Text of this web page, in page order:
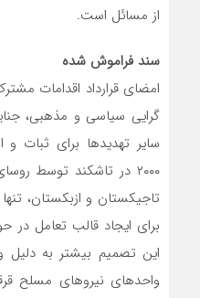
از مسائل است.
سند فراموش شده
امضای قرارداد اقدامات
گرایی سیاسی و مذهبی،
۲۰۰۰ در تاشکند توسط
تاجیکستان و ازبکستان،
برای ایجاد قالب تعامل در
این تصمیم بیشتر به دلیل
واحدهای نیروهای مسلح